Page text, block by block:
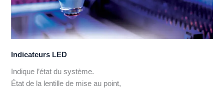
Indicateurs LED
Indique l’état du système.
État de la lentille de mise au point,